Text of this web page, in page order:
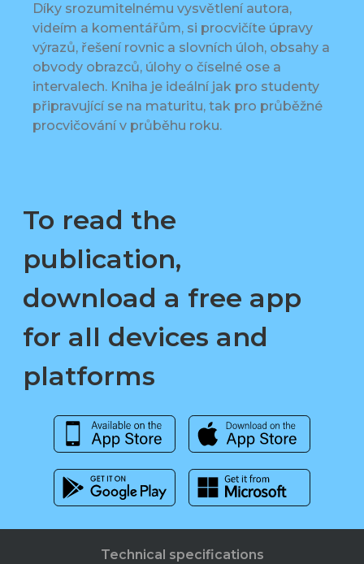
Díky srozumitelnému vysvětlení autora,
videím a komentářům, si procvičíte úpravy
výrazů, řešení rovnic a slovních úloh, obsahy a
obvody obrazců, úlohy o číselné ose a
intervalech. Kniha je ideální jak pro studenty
připravující se na maturitu, tak pro průběžné
procvičování v průběhu roku.
To read the
publication,
download a free app
for all devices and
platforms
Technical specifications